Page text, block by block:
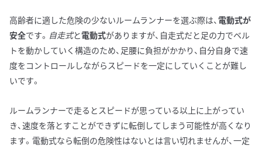
高齢者に適した危険の少ないルームランナーを選ぶ際は、 電動式が
安全です。 自走式と電動式がありますが、自走式だと足の力でベル
トを動かしていく構造のため、足腰に負担がかかり、自分自身で速
度をコントロールしながらスピードを一定にしていくことが難し
いです。
ルームランナーで走るとスピードが思っている以上に上がってい
き、速度を落とすことができずに転倒してしまう可能性が高くなり
ます。電動式なら転倒の危険性はないとは言い切れませんが、一定